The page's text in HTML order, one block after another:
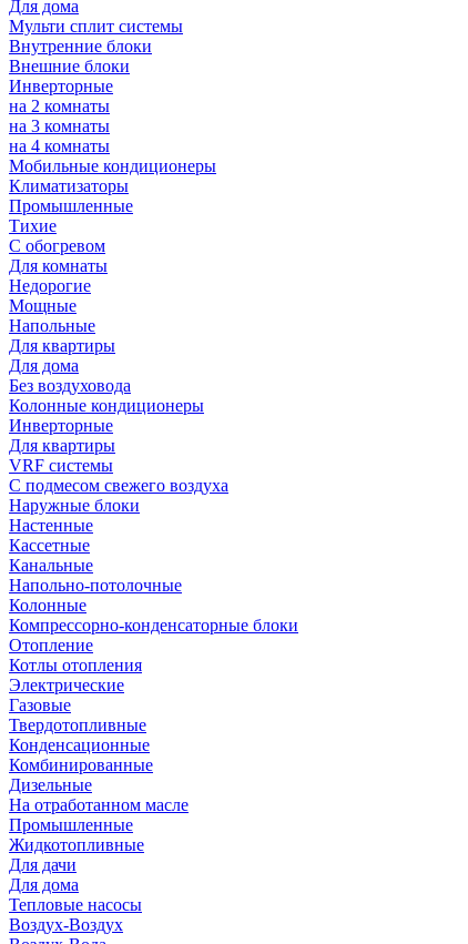
Для дома
Мульти сплит системы
Внутренние блоки
Внешние блоки
Инверторные
на 2 комнаты
на 3 комнаты
на 4 комнаты
Мобильные кондиционеры
Климатизаторы
Промышленные
Тихие
С обогревом
Для комнаты
Недорогие
Мощные
Напольные
Для квартиры
Для дома
Без воздуховода
Колонные кондиционеры
Инверторные
Для квартиры
VRF системы
С подмесом свежего воздуха
Наружные блоки
Настенные
Кассетные
Канальные
Напольно-потолочные
Колонные
Компрессорно-конденсаторные блоки
Отопление
Котлы отопления
Электрические
Газовые
Твердотопливные
Конденсационные
Комбинированные
Дизельные
На отработанном масле
Промышленные
Жидкотопливные
Для дачи
Для дома
Тепловые насосы
Воздух-Воздух